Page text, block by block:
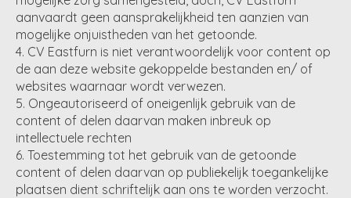
aanvaardt geen aansprakelijkheid ten aanzien van
mogelijke onjuistheden van het getoonde.
CV Eastfurn is niet verantwoordelijk voor content op
de aan deze website gekoppelde bestanden en/ of
websites waarnaar wordt verwezen.
Ongeautoriseerd of oneigenlijk gebruik van de
content of delen daarvan maken inbreuk op
intellectuele rechten
Toestemming tot het gebruik van de getoonde
content of delen daarvan op publiekelijk toegankelijke
plaatsen dient schriftelijk aan ons te worden verzocht.